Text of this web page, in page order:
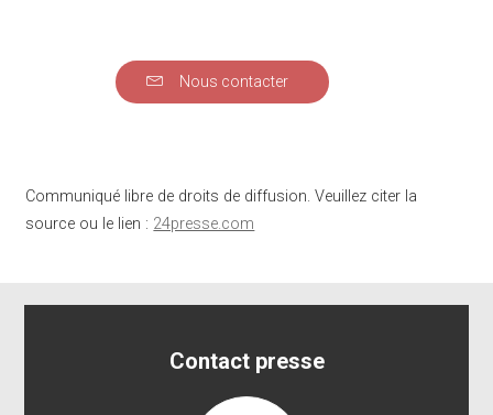
Nous contacter
Communiqué libre de droits de diffusion. Veuillez citer la
source ou le lien : 24presse.com
Contact presse